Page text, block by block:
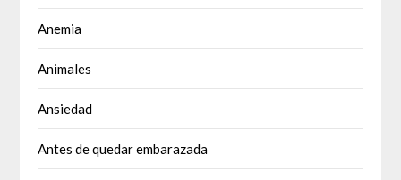
Anemia
Animales
Ansiedad
Antes de quedar embarazada